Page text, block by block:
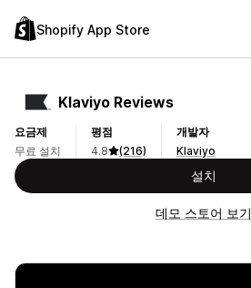
Shopify App Store
Klaviyo Reviews
요금제
무료 설치
평점
4.8
(216)
개발자
Klaviyo
설치
데모 스토어 보기